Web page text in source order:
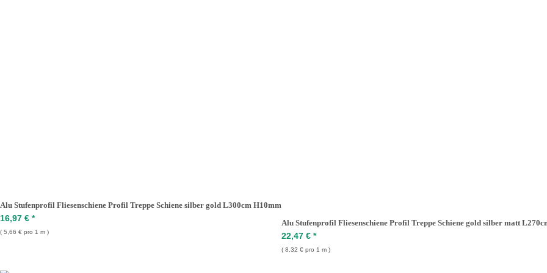
Alu Stufenprofil Fliesenschiene Profil Treppe Schiene silber gold L300cm H10mm
16,97 € *
5,66 € pro 1 m
Alu Stufenprofil Fliesenschiene Profil Treppe Schiene gold silber matt
22,47 € *
8,32 € pro 1 m